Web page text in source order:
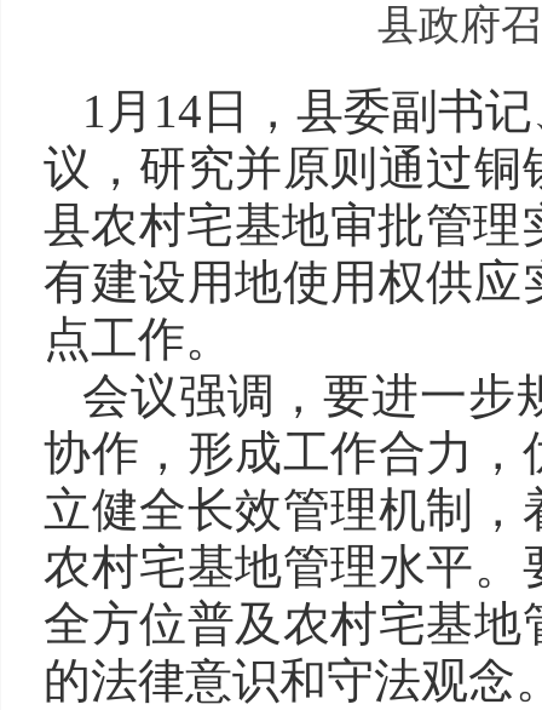
县政府
1月14日，县委副书
议，研究并原则通过
县农村宅基地审批管理
有建设用地使用权供
点工作。
会议强调，要进一步
协作，形成工作合力
立健全长效管理机制
农村宅基地管理水平
全方位普及农村宅基
的法律意识和守法观念